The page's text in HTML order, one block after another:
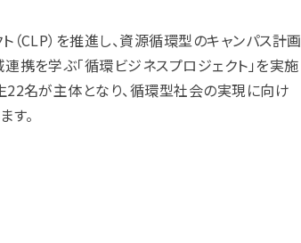
CLP）を推進し、資源循環型のキャンパス計画
携を学ぶ「循環ビジネスプロジェクト」を実施
22名が主体となり、循環型社会の実現に向け
す。